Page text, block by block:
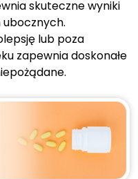
skuteczne wyniki
lub poza
zapewnia doskonałe